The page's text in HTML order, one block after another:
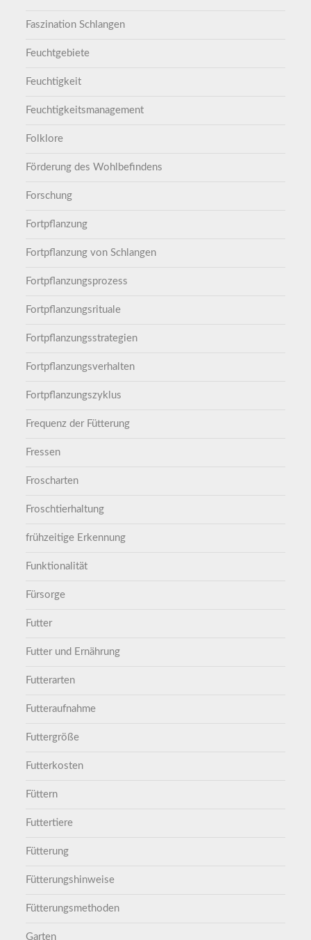
Faszination Schlangen
Feuchtgebiete
Feuchtigkeit
Feuchtigkeitsmanagement
Folklore
Förderung des Wohlbefindens
Forschung
Fortpflanzung
Fortpflanzung von Schlangen
Fortpflanzungsprozess
Fortpflanzungsrituale
Fortpflanzungsstrategien
Fortpflanzungsverhalten
Fortpflanzungszyklus
Frequenz der Fütterung
Fressen
Froscharten
Froschtierhaltung
frühzeitige Erkennung
Funktionalität
Fürsorge
Futter
Futter und Ernährung
Futterarten
Futteraufnahme
Futtergröße
Futterkosten
Füttern
Futtertiere
Fütterung
Fütterungshinweise
Fütterungsmethoden
Garten